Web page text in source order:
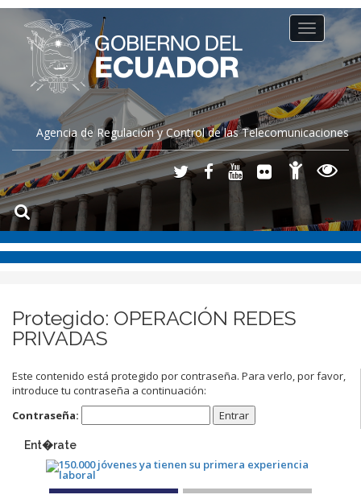
Agencia de Regulación y Control de las Telecomunicaciones
Toggle
navigation
Protegido: OPERACIÓN REDES
PRIVADAS
Este contenido está protegido por contraseña. Para verlo, por favor,
introduce tu contraseña a continuación:
Contraseña:
Ent�rate